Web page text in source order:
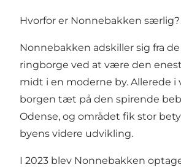
Hvorfor er Nonnebakken særlig?
Nonnebakken adskiller sig fra
ringborge ved at være den
midt i en moderne by. Allerede i
borgen tæt på den spirende
Odense, og området fik stor
byens videre udvikling.
I 2023 blev Nonnebakken